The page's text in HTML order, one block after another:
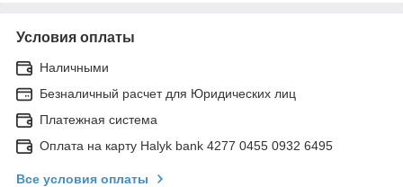
Условия оплаты
Наличными
Безналичный расчет для Юридических лиц
Платежная система
Оплата на карту Halyk bank 4277 0455 0932 6495
Все условия оплаты